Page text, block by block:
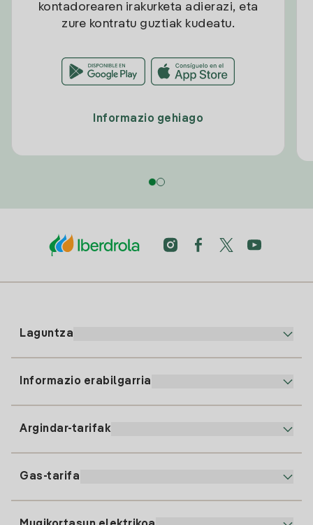
kontadorearen irakurketa adierazi, eta
zure kontratu guztiak kudeatu.
Informazio gehiago
Laguntza
91 919 52 73
clientes@tuiberdrola.es
Informazio erabilgarria
Gasean alta ematea
Argindar-tarifak
Gas-tarifa